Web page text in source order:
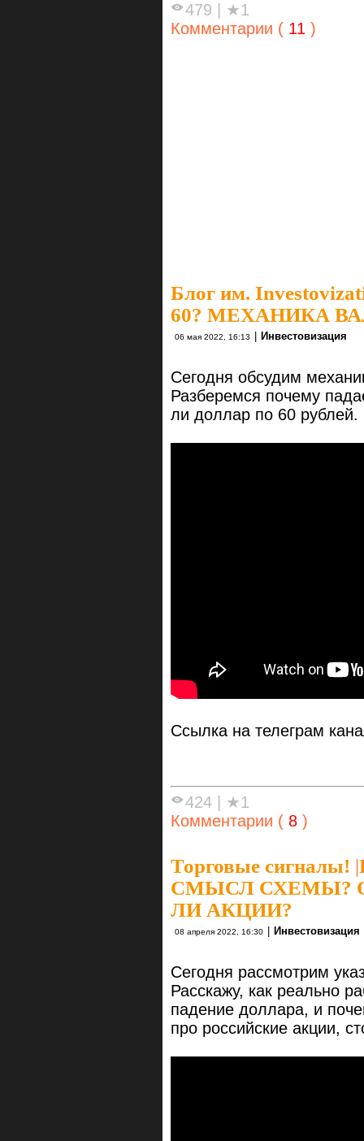
479
★1
Комментарии ( 11 )
Блог им.
60? МЕХАНИКА
06 мая 2022, 16:13 Инвестовизация
Сегодня обсудим
Разберемся почему
ли доллар по 60 рублей.
Ссылка на телеграм
424
★1
Комментарии ( 8 )
Торговые сигналы! |
СМЫСЛ СХЕМЫ?
ЛИ АКЦИИ?
08 апреля 2022, 16:30 Инвестовизация
Сегодня рассмотрим
Расскажу, как реально
падение доллара, и
про российские акции,